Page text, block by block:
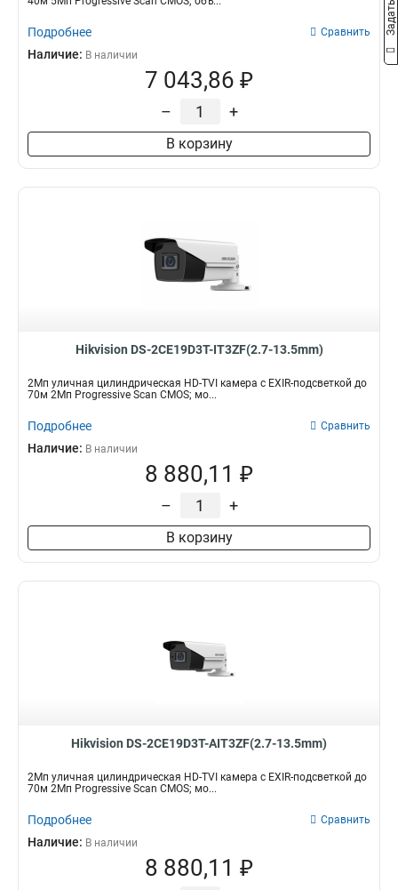
Подробнее Сравнить
Наличие: В наличии
7 043,86 ₽
– +
В корзину
Hikvision DS-2CE19D3T-IT3ZF(2.7-13.5mm)
2Мп уличная цилиндрическая HD-TVI камера с EXIR-подсветкой до
70м 2Мп Progressive Scan CMOS; мо...
Подробнее Сравнить
Наличие: В наличии
8 880,11 ₽
– +
В корзину
Hikvision DS-2CE19D3T-AIT3ZF(2.7-13.5mm)
2Мп уличная цилиндрическая HD-TVI камера с EXIR-подсветкой до
70м 2Мп Progressive Scan CMOS; мо...
Подробнее Сравнить
Наличие: В наличии
8 880,11 ₽